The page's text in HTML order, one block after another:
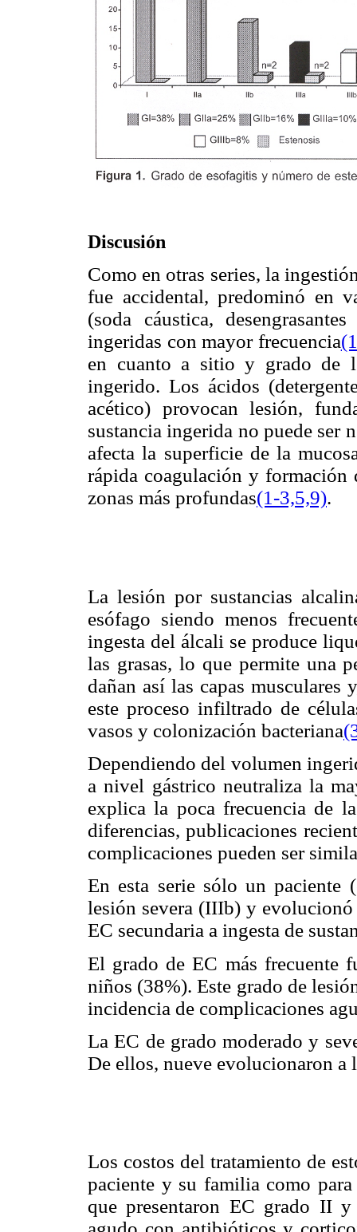
Discusión
Como en otras series, la
fue accidental, predominó en
(soda cáustica,
ingeridas con mayor frecuencia
en cuanto a sitio y grado de
ingerido. Los ácidos
acético) provocan lesión,
sustancia ingerida no puede ser
afecta la superficie de la
rápida coagulación y formación
zonas más profundas(1-3,5,9).
La lesión por sustancias
esófago siendo menos
ingesta del álcali se produce
las grasas, lo que permite una
dañan así las capas
este proceso infiltrado de
vasos y colonización bacteriana
Dependiendo del volumen
a nivel gástrico neutraliza la
explica la poca frecuencia de
diferencias, publicaciones
complicaciones pueden ser
En esta serie sólo un paciente
lesión severa (IIIb) y evolucionó
EC secundaria a ingesta de
El grado de EC más frecuente
niños (38%). Este grado de
incidencia de complicaciones
La EC de grado moderado y
De ellos, nueve evolucionaron
Los costos del tratamiento de
paciente y su familia como
que presentaron EC grado II